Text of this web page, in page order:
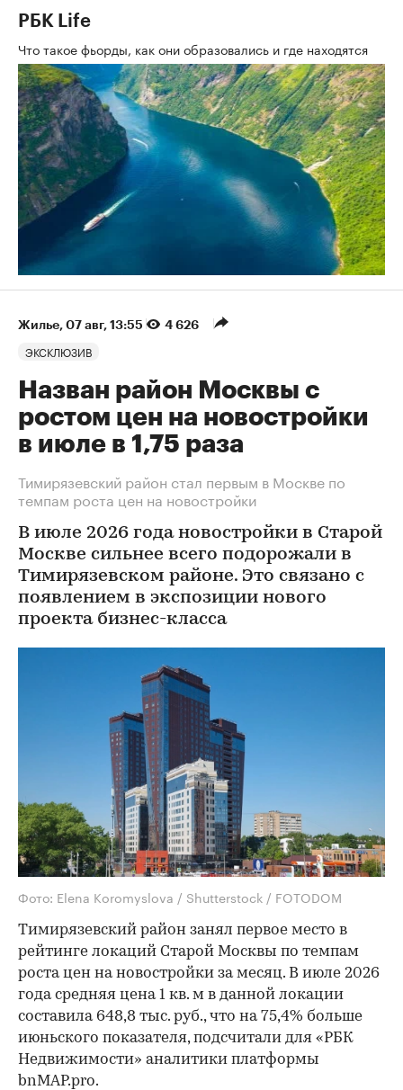
РБК Life
Что такое фьорды, как они образовались и где находятся
Жилье⁠, 07 авг, 13:55 4 626
ЭКСКЛЮЗИВ
Назван район Москвы с
ростом цен на новостройки
в июле в 1,75 раза
Тимирязевский район стал первым в Москве по
темпам роста цен на новостройки
В июле 2026 года новостройки в Старой
Москве сильнее всего подорожали в
Тимирязевском районе. Это связано с
появлением в экспозиции нового
проекта бизнес-класса
Фото: Elena Koromyslova / Shutterstock / FOTODOM
Тимирязевский район занял первое место в
рейтинге локаций Старой Москвы по темпам
роста цен на новостройки за месяц. В июле 2026
года средняя цена 1 кв. м в данной локации
составила 648,8 тыс. руб., что на 75,4% больше
июньского показателя, подсчитали для «РБК
Недвижимости» аналитики платформы
bnMAP.pro.